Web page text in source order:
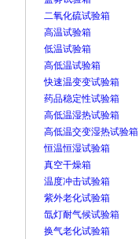
二氧化硫试验箱
高温试验箱
低温试验箱
高低温试验箱
快速温变变试验箱
药品稳定性试验箱
高低温湿热试验箱
高低温交变湿热试验箱
恒温恒湿试验箱
真空干燥箱
温度冲击试验箱
紫外老化试验箱
氙灯耐气候试验箱
换气老化试验箱